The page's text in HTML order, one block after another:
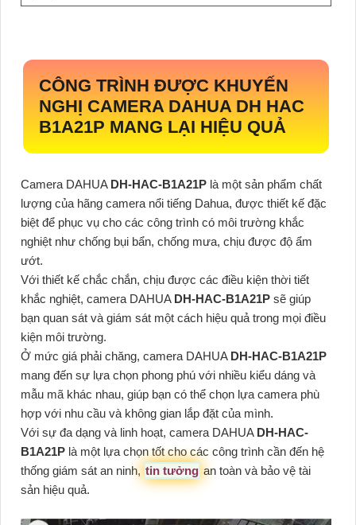
CÔNG TRÌNH ĐƯỢC KHUYẾN
NGHỊ CAMERA DAHUA DH HAC
B1A21P MANG LẠI HIỆU QUẢ
Camera DAHUA DH-HAC-B1A21P là một sản phẩm chất
lượng của hãng camera nổi tiếng Dahua, được thiết kế đặc
biệt để phục vụ cho các công trình có môi trường khắc
nghiệt như chống bụi bẩn, chống mưa, chịu được độ ẩm
ướt.
Với thiết kế chắc chắn, chịu được các điều kiện thời tiết
khắc nghiệt, camera DAHUA DH-HAC-B1A21P sẽ giúp
bạn quan sát và giám sát một cách hiệu quả trong mọi điều
kiện môi trường.
Ở mức giá phải chăng, camera DAHUA DH-HAC-B1A21P
mang đến sự lựa chọn phong phú với nhiều kiểu dáng và
mẫu mã khác nhau, giúp bạn có thể chọn lựa camera phù
hợp với nhu cầu và không gian lắp đặt của mình.
Với sự đa dạng và linh hoạt, camera DAHUA DH-HAC-
B1A21P là một lựa chọn tốt cho các công trình cần đến hệ
thống giám sát an ninh, tin tưởng an toàn và bảo vệ tài
sản hiệu quả.